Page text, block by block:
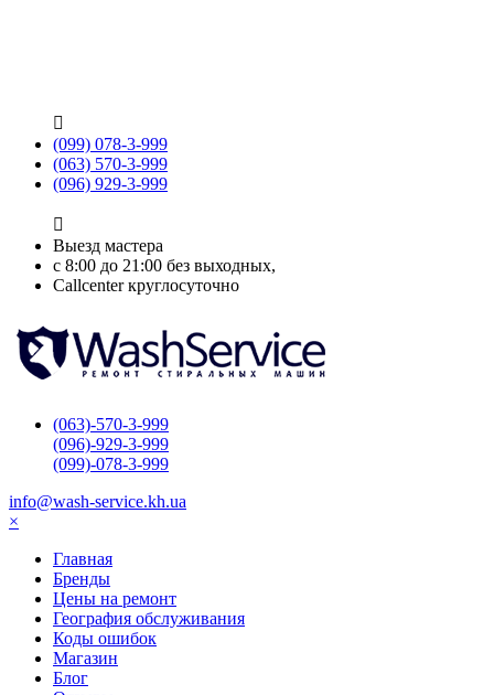

(099) 078-3-999
(063) 570-3-999
(096) 929-3-999

Выезд мастера
с 8:00 до 21:00 без выходных,
Callcenter круглосуточно
(063)-570-3-999
(096)-929-3-999
(099)-078-3-999
info@wash-service.kh.ua
×
Главная
Бренды
Цены на ремонт
География обслуживания
Коды ошибок
Магазин
Блог